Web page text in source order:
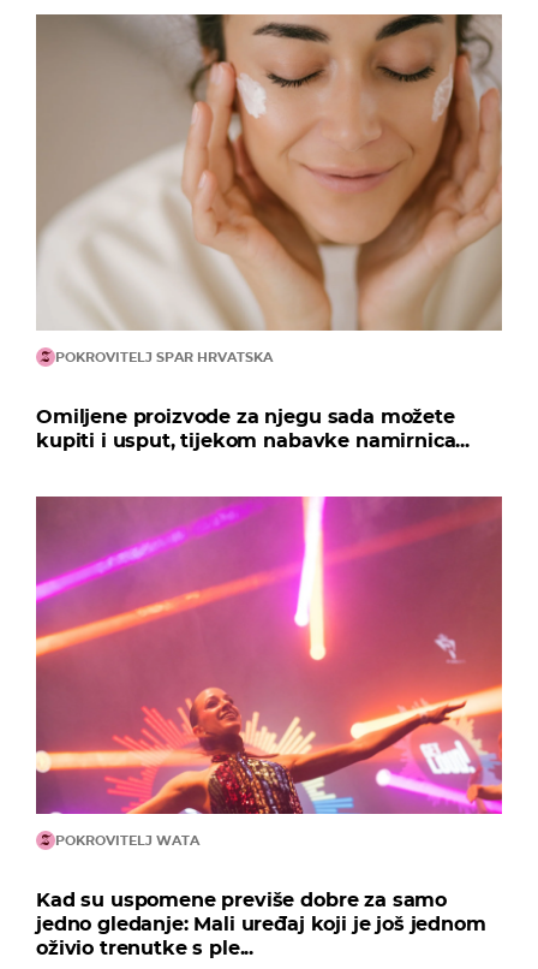
POKROVITELJ SPAR HRVATSKA
Omiljene proizvode za njegu sada možete
kupiti i usput, tijekom nabavke namirnica...
POKROVITELJ WATA
Kad su uspomene previše dobre za samo
jedno gledanje: Mali uređaj koji je još jednom
oživio trenutke s ple...